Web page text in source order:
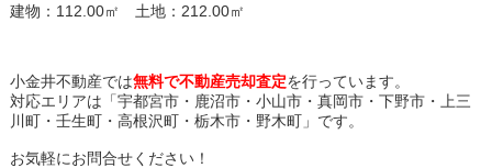
建物：112.00㎡ 土地：212.00㎡
小金井不動産では無料で不動産売却査定を行っています。
対応エリアは「宇都宮市・鹿沼市・小山市・真岡市・下野市・上三
川町・壬生町・高根沢町・栃木市・野木町」です。
お気軽にお問合せください！